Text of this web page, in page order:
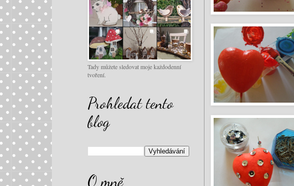
Tady můžete sledovat moje každodenní
tvoření.
Prohledat tento
blog
O mně